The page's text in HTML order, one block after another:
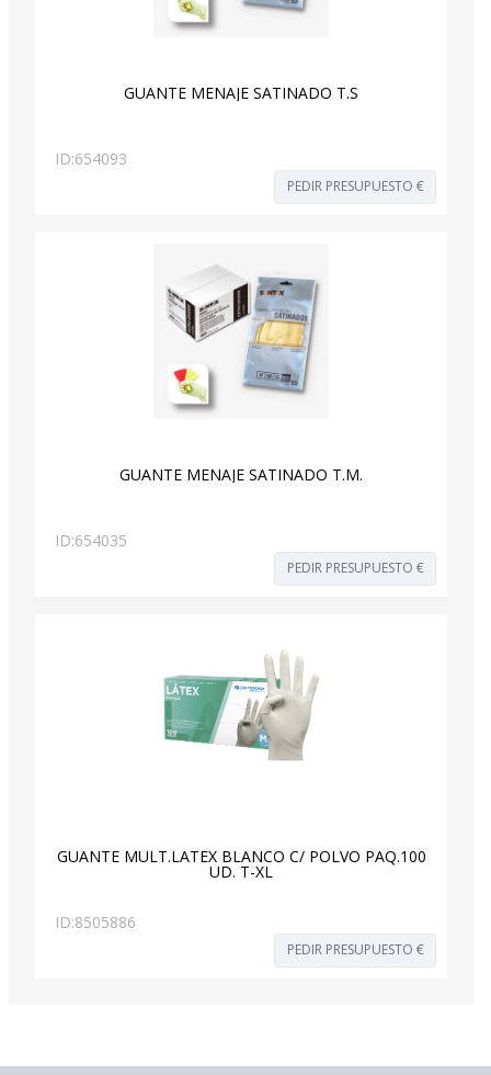
GUANTE MENAJE SATINADO T.S
ID:654093
PEDIR PRESUPUESTO €
GUANTE MENAJE SATINADO T.M.
ID:654035
PEDIR PRESUPUESTO €
GUANTE MULT.LATEX BLANCO C/ POLVO PAQ.100
UD. T-XL
ID:8505886
PEDIR PRESUPUESTO €